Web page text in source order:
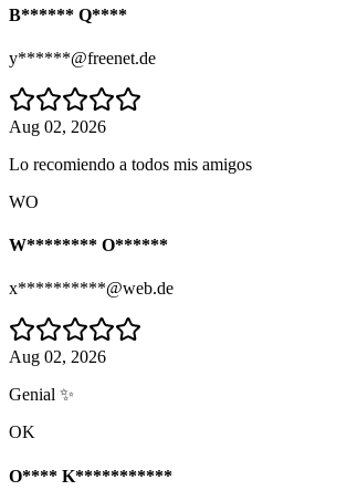
B****** Q****
y******@freenet.de
Aug 02, 2026
Lo recomiendo a todos mis amigos
WO
W******** O******
x**********@web.de
Aug 02, 2026
Genial ✨
OK
O**** K***********